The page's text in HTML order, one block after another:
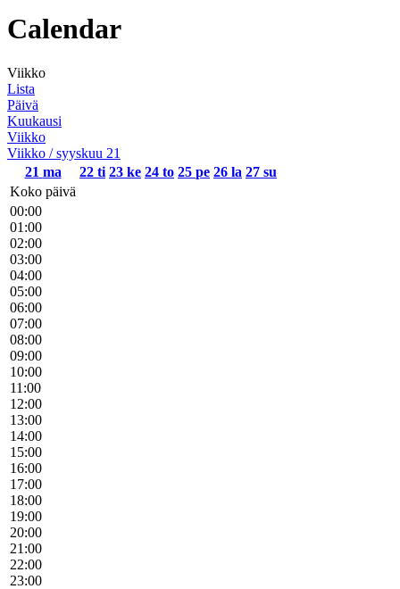
Calendar
Viikko
Lista
Päivä
Kuukausi
Viikko
Viikko / syyskuu 21
21 ma 22 ti 23 ke 24 to 25 pe 26 la 27 su
Koko päivä
00:00
01:00
02:00
03:00
04:00
05:00
06:00
07:00
08:00
09:00
10:00
11:00
12:00
13:00
14:00
15:00
16:00
17:00
18:00
19:00
20:00
21:00
22:00
23:00